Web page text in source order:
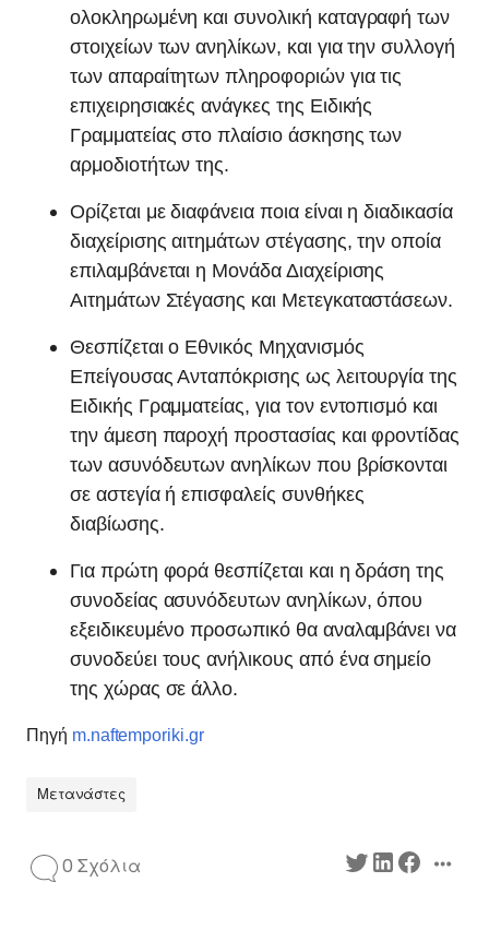
ολοκληρωμένη και συνολική καταγραφή των
στοιχείων των ανηλίκων, και για την συλλογή
των απαραίτητων πληροφοριών για τις
επιχειρησιακές ανάγκες της Ειδικής
Γραμματείας στο πλαίσιο άσκησης των
αρμοδιοτήτων της.
Ορίζεται με διαφάνεια ποια είναι η διαδικασία
διαχείρισης αιτημάτων στέγασης, την οποία
επιλαμβάνεται η Μονάδα Διαχείρισης
Αιτημάτων Στέγασης και Μετεγκαταστάσεων.
Θεσπίζεται ο Εθνικός Μηχανισμός
Επείγουσας Ανταπόκρισης ως λειτουργία της
Ειδικής Γραμματείας, για τον εντοπισμό και
την άμεση παροχή προστασίας και φροντίδας
των ασυνόδευτων ανηλίκων που βρίσκονται
σε αστεγία ή επισφαλείς συνθήκες
διαβίωσης.
Για πρώτη φορά θεσπίζεται και η δράση της
συνοδείας ασυνόδευτων ανηλίκων, όπου
εξειδικευμένο προσωπικό θα αναλαμβάνει να
συνοδεύει τους ανήλικους από ένα σημείο
της χώρας σε άλλο.
Πηγή m.naftemporiki.gr
Μετανάστες
0 Σχόλια